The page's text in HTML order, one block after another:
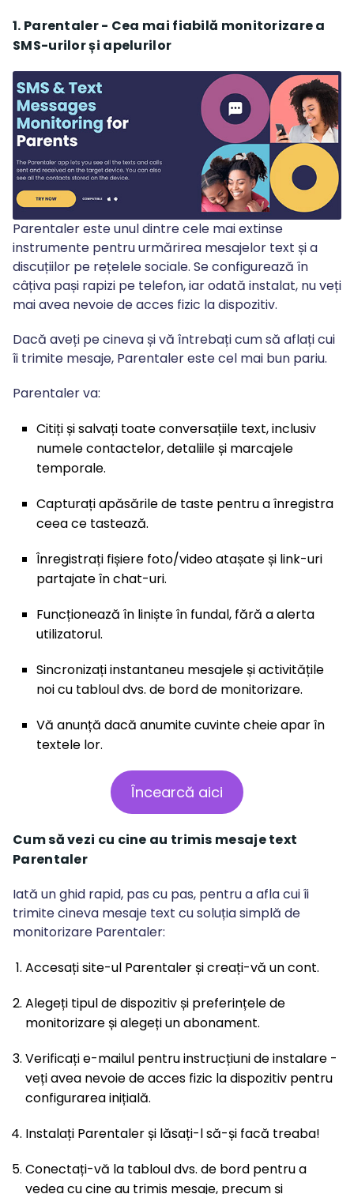
1. Parentaler - Cea mai fiabilă monitorizare a
SMS-urilor și apelurilor
Parentaler este unul dintre cele mai extinse
instrumente pentru urmărirea mesajelor text și a
discuțiilor pe rețelele sociale. Se configurează în
câțiva pași rapizi pe telefon, iar odată instalat, nu veți
mai avea nevoie de acces fizic la dispozitiv.
Dacă aveți pe cineva și vă întrebați cum să aflați cui
îi trimite mesaje, Parentaler este cel mai bun pariu.
Parentaler va:
Citiți și salvați toate conversațiile text, inclusiv
numele contactelor, detaliile și marcajele
temporale.
Capturați apăsările de taste pentru a înregistra
ceea ce tastează.
Înregistrați fișiere foto/video atașate și link-uri
partajate în chat-uri.
Funcționează în liniște în fundal, fără a alerta
utilizatorul.
Sincronizați instantaneu mesajele și activitățile
noi cu tabloul dvs. de bord de monitorizare.
Vă anunță dacă anumite cuvinte cheie apar în
textele lor.
Încearcă aici
Cum să vezi cu cine au trimis mesaje text
Parentaler
Iată un ghid rapid, pas cu pas, pentru a afla cui îi
trimite cineva mesaje text cu soluția simplă de
monitorizare Parentaler:
Accesați site-ul Parentaler și creați-vă un cont.
Alegeți tipul de dispozitiv și preferințele de
monitorizare și alegeți un abonament.
Verificați e-mailul pentru instrucțiuni de instalare -
veți avea nevoie de acces fizic la dispozitiv pentru
configurarea inițială.
Instalați Parentaler și lăsați-l să-și facă treaba!
Conectați-vă la tabloul dvs. de bord pentru a
vedea cu cine au trimis mesaje, precum și